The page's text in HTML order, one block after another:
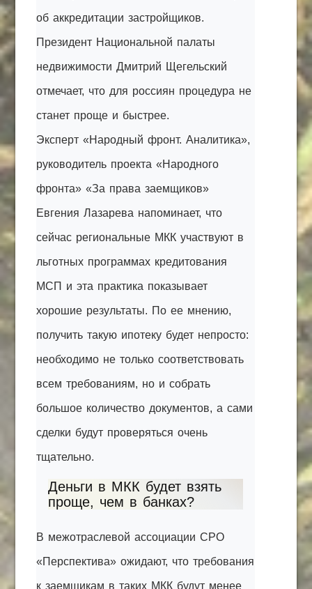
об аккредитации застройщиков.
Президент Национальной палаты
недвижимости Дмитрий Щегельский
отмечает, что для россиян процедура не
станет проще и быстрее.
Эксперт «Народный фронт. Аналитика»,
руководитель проекта «Народного
фронта» «За права заемщиков»
Евгения Лазарева напоминает, что
сейчас региональные МКК участвуют в
льготных программах кредитования
МСП и эта практика показывает
хорошие результаты. По ее мнению,
получить такую ипотеку будет непросто:
необходимо не только соответствовать
всем требованиям, но и собрать
большое количество документов, а сами
сделки будут проверяться очень
тщательно.
Деньги в МКК будет взять
проще, чем в банках?
В межотраслевой ассоциации СРО
«Перспектива» ожидают, что требования
к заемщикам в таких МКК будут менее